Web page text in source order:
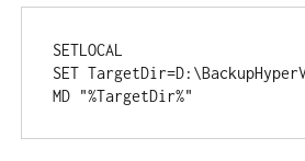
SETLOCAL
SET
MD "%TargetDir%"